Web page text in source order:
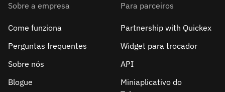
Sobre a empresa
Come funziona
Perguntas frequentes
Sobre nós
Blogue
Para parceiros
Partnership with Quickex
Widget para trocador
API
Miniaplicativo do